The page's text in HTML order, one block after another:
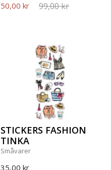
50,00 kr 99,00 kr
STICKERS FASHION
TINKA
Småvarer
35,00 kr